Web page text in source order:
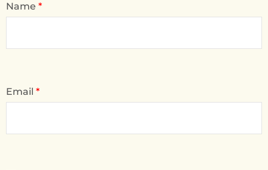
Name *
Email *